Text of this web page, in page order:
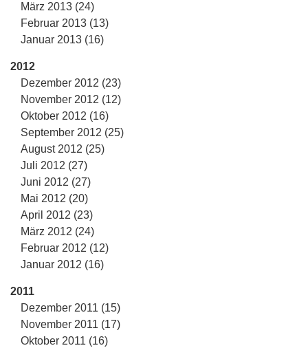
März 2013 (24)
Februar 2013 (13)
Januar 2013 (16)
2012
Dezember 2012 (23)
November 2012 (12)
Oktober 2012 (16)
September 2012 (25)
August 2012 (25)
Juli 2012 (27)
Juni 2012 (27)
Mai 2012 (20)
April 2012 (23)
März 2012 (24)
Februar 2012 (12)
Januar 2012 (16)
2011
Dezember 2011 (15)
November 2011 (17)
Oktober 2011 (16)